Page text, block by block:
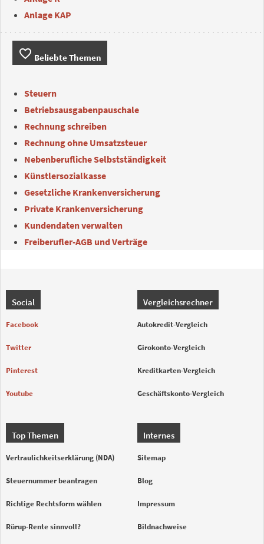
Anlage KAP
favorite_border Beliebte Themen
Steuern
Betriebsausgabenpauschale
Rechnung schreiben
Rechnung ohne Umsatzsteuer
Nebenberufliche Selbstständigkeit
Künstlersozialkasse
Gesetzliche Krankenversicherung
Private Krankenversicherung
Kundendaten verwalten
Freiberufler-AGB und Verträge
Social
Facebook
Twitter
Pinterest
Youtube
Vergleichsrechner
Autokredit-Vergleich
Girokonto-Vergleich
Kreditkarten-Vergleich
Geschäftskonto-Vergleich
Top Themen
Vertraulichkeitserklärung (NDA)
Steuernummer beantragen
Richtige Rechtsform wählen
Rürup-Rente sinnvoll?
Internes
Sitemap
Blog
Impressum
Bildnachweise